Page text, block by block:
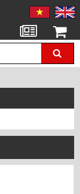
Giỏ hàng